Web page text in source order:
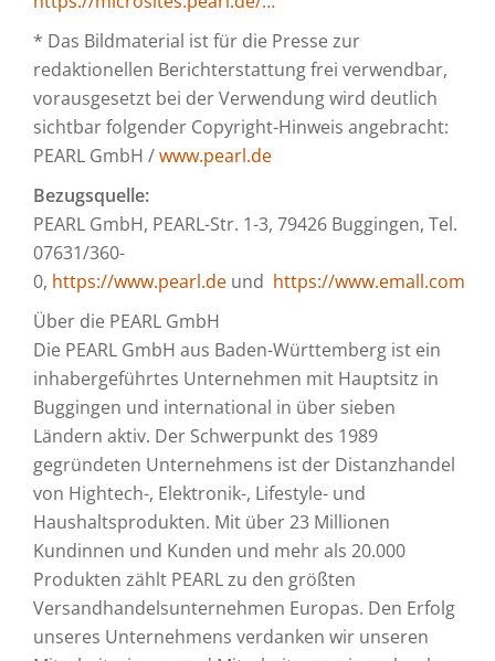
* Das Bildmaterial ist für die Presse zur
redaktionellen Berichterstattung frei verwendbar,
vorausgesetzt bei der Verwendung wird deutlich
sichtbar folgender Copyright-Hinweis angebracht:
PEARL GmbH /www.pearl.de
Bezugsquelle:
PEARL GmbH, PEARL-Str. 1-3, 79426 Buggingen, Tel.
07631/360-
0, https://www.pearl.de und https://www.emall.com
Über die PEARL GmbH
Die PEARL GmbH aus Baden-Württemberg ist ein
inhabergeführtes Unternehmen mit Hauptsitz in
Buggingen und international in über sieben
Ländern aktiv. Der Schwerpunkt des 1989
gegründeten Unternehmens ist der Distanzhandel
von Hightech-, Elektronik-, Lifestyle- und
Haushaltsprodukten. Mit über 23 Millionen
Kundinnen und Kunden und mehr als 20.000
Produkten zählt PEARL zu den größten
Versandhandelsunternehmen Europas. Den Erfolg
unseres Unternehmens verdanken wir unseren